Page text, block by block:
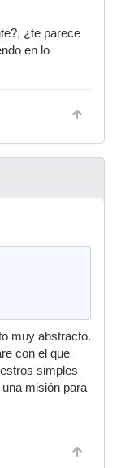
¿te parece
en lo
muy abstracto.
con el que
simples
misión para